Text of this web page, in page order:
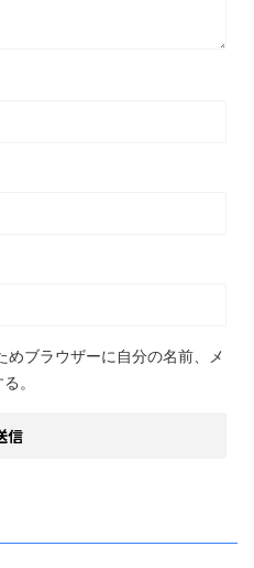
めブラウザーに自分の名前、メ
。